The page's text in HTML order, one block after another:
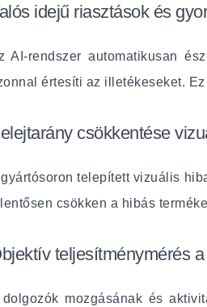
idejű riasztások és
AI-rendszer automatikusan
értesíti az illetékeseket.
csökkentése
telepített vizuális
csökken a hibás
teljesítménymérés
dolgozók mozgásának és